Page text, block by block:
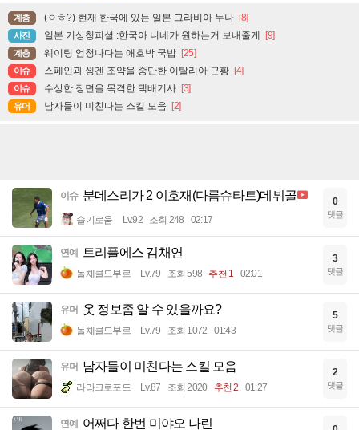
계층 (ㅇㅎ?) 현재 한국에 있는 일본 그라비아 누나 [8]
사진 일본 기상청피셜 :한국아 니네가 원하는거 보내줄게 [9]
계층 웨이팅 엄청나다는 애호박 국밥 [25]
이슈 스페인과 솅겐 조약을 중단한 이탈리아 근황 [4]
이슈 수상한 장면을 목격한 택배기사 [3]
유머 남자들이 미친다는 스킬 모음 [2]
이슈 분데스리가 2 이호재(다름슈타트)데뷔골
슬기로움 Lv.92 조회 248 02:17
0
댓글
연예 트리플에스 김채연
돌체콜드부르 Lv.79 조회 598 추천 1 02:01
3
댓글
유머 옷 정보좀 알 수 있을까요?
돌체콜드부르 Lv.79 조회 1072 01:43
5
댓글
유머 남자들이 미친다는 스킬 모음
라라크로포드 Lv.87 조회 2020 추천 2 01:27
2
댓글
연예 어쩌다 한번 미야오 나린